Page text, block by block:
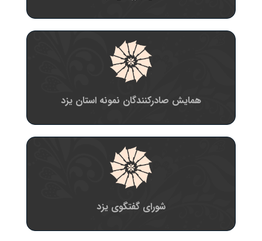
همایش صادرکنندگان نمونه استان یزد
شورای گفتگوی یزد